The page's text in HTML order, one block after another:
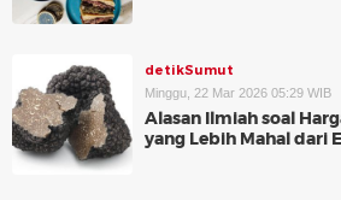
detikSumut
Minggu, 22 Mar 2026 05:29 WIB
Alasan Ilmiah soal
yang Lebih Mahal dari